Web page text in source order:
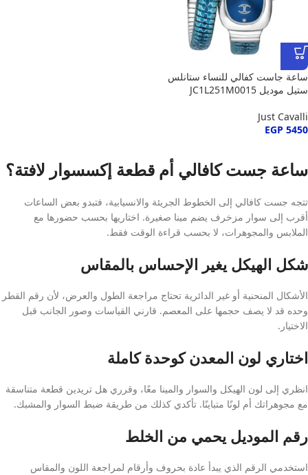
ساعة جاست كفالي للنساء ستانلس
ستيل موديل JC1L251M0015
Just Cavalli
EGP 5450
ساعة جست كافالي أم قطعة إكسسوار لافتة؟
تتجه جست كافالي إلى الخطوط الجريئة والانسيابية، فتبدو بعض الساعات
أقرب إلى سوار مزخرف يضم مينا صغيرة. اختاريها بحسب حضورها مع
الملابس والمجوهرات، لا بحسب قراءة الوقت فقط.
شكل الهيكل يغير الإحساس بالمقاس
الأشكال المنحنية أو غير الدائرية تحتاج مراجعة الطول والعرض، لأن رقم القطر
وحده قد لا يصف حجمها على المعصم. قارني القياسات وصور الجانب قبل
الاختيار.
اختاري لون المعدن كوحدة كاملة
انظري إلى لون الهيكل والسوار والمينا معًا، وقرري هل تريدين قطعة متناسقة
مع مجوهراتك أم لونًا متباينًا. تأكدي كذلك من طريقة ضبط السوار والمشبك.
رقم الموديل يحمي من الخلط
استخدمي الرقم الذي يبدأ عادة بحروف وأرقام لمراجعة اللون والمقاس